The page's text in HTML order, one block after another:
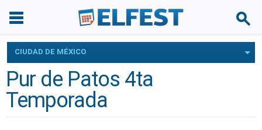
CIUDAD DE MÉXICO
Pur de Patos 4ta
Temporada